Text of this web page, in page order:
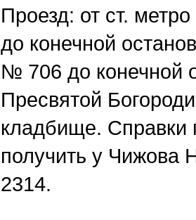
Проезд: от ст.
до конечной
№ 706 до конечной
Пресвятой
кладбище. Справки
получить у Чижова
2314.